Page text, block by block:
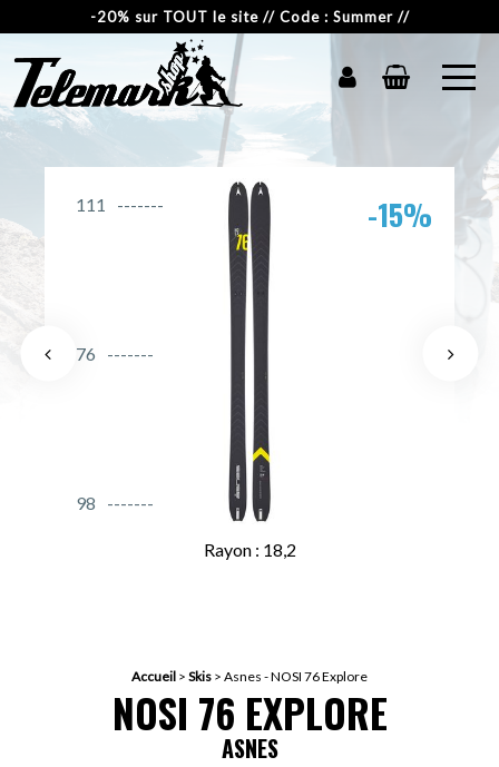
-20% sur TOUT le site // Code : Summer //
111
76
98
-15%
Rayon : 18,2
Accueil > Skis > Asnes - NOSI 76 Explore
NOSI 76 EXPLORE
ASNES